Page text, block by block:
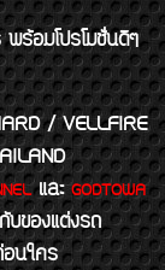
พร้อมโปรโมชั่นดีๆ
/ VELLFIRE
และGODTOWA
บของแต่งรถ
อนใคร